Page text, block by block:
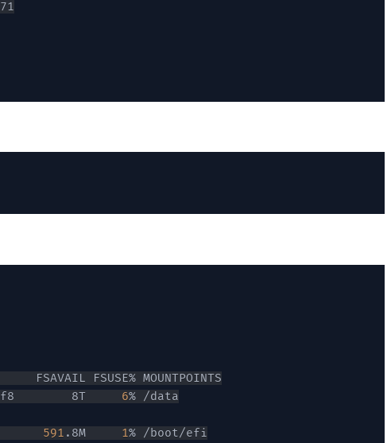
8T
6
591 .8M 1